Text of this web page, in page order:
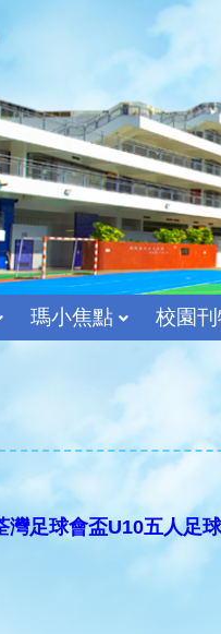
瑪小焦點 校園刊
足球會盃U10五人足球